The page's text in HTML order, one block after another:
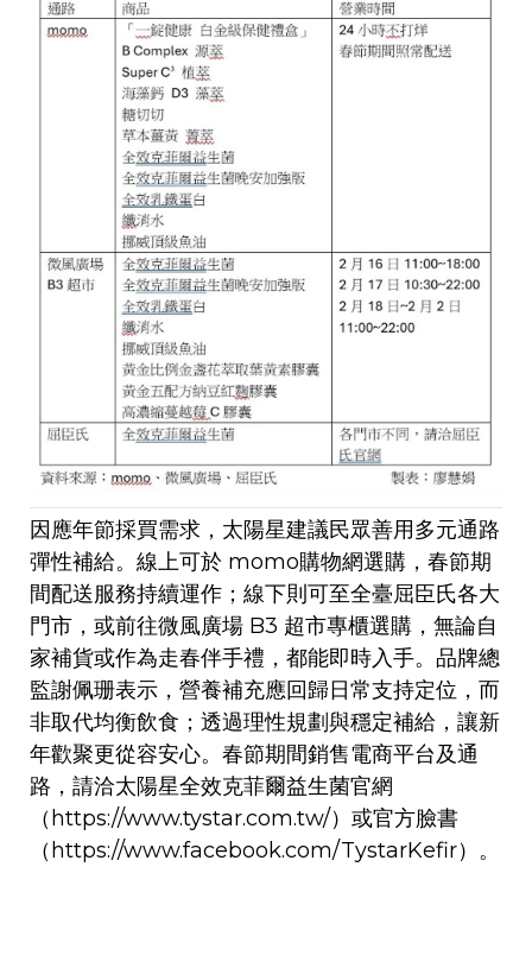
因應年節採買需求，太陽星建議民眾善用多元通路
彈性補給。線上可於 momo購物網選購，春節期
間配送服務持續運作；線下則可至全臺屈臣氏各大
門市，或前往微風廣場 B3 超市專櫃選購，無論自
家補貨或作為走春伴手禮，都能即時入手。品牌總
監謝佩珊表示，營養補充應回歸日常支持定位，而
非取代均衡飲食；透過理性規劃與穩定補給，讓新
年歡聚更從容安心。春節期間銷售電商平台及通
路，請洽太陽星全效克菲爾益生菌官網
（https://www.tystar.com.tw/）或官方臉書
（https://www.facebook.com/TystarKefir）。